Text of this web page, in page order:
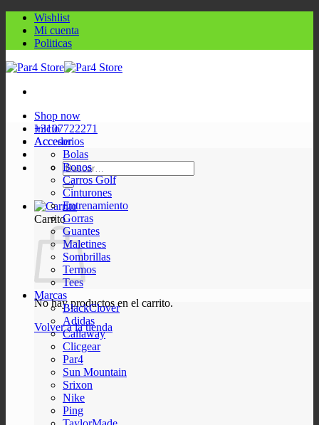
Saltar
contenido
Wishlist
Mi cuenta
Politicas
Shop now
+3107722271
Acceder
Buscar
por:
Carrito
No hay productos en el carrito.
Volver a la tienda
Inicio
Accesorios
Bolas
Bonos
Carros Golf
Cinturones
Entrenamiento
Gorras
Guantes
Maletines
Sombrillas
Termos
Tees
Marcas
BlackClover
Adidas
Callaway
Clicgear
Par4
Sun Mountain
Srixon
Nike
Ping